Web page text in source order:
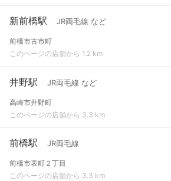
新前橋駅 JR両毛線 など
前橋市古市町
このページの店舗から 1.2 km
井野駅 JR両毛線 など
高崎市井野町
このページの店舗から 3.3 km
前橋駅 JR両毛線
前橋市表町２丁目
このページの店舗から 3.3 km